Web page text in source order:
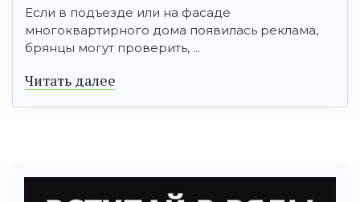
Если в подъезде или на фасаде
многоквартирного дома появилась реклама,
брянцы могут проверить, ...
Читать далее